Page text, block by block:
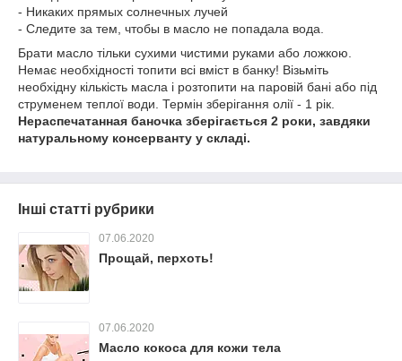
- Никаких прямых солнечных лучей
- Следите за тем, чтобы в масло не попадала вода.
Брати масло тільки сухими чистими руками або ложкою.
Немає необхідності топити всі вміст в банку! Візьміть
необхідну кількість масла і розтопити на паровій бані або під
струменем теплої води. Термін зберігання олії - 1 рік.
Нераспечатанная баночка зберігається 2 роки, завдяки
натуральному консерванту у складі.
Інші статті рубрики
07.06.2020
Прощай, перхоть!
07.06.2020
Масло кокоса для кожи тела